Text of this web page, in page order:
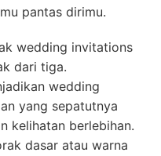
pantas dirimu.
wedding invitations
dari tiga.
wedding
yang sepatutnya
kelihatan berlebihan.
dasar atau warna